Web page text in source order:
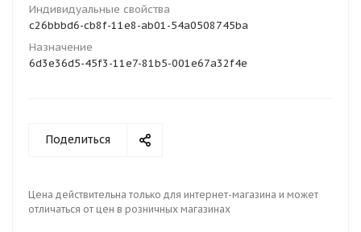
Индивидуальные свойства
c26bbbd6-cb8f-11e8-ab01-54a0508745ba
Назначение
6d3e36d5-45f3-11e7-81b5-001e67a32f4e
Поделиться
Цена действительна только для интернет-магазина и может
отличаться от цен в розничных магазинах